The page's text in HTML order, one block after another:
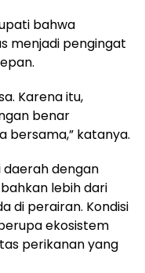
bahwa
menjadi pengingat
Karena itu,
benar
bersama,” katanya.
daerah dengan
lebih dari
di perairan. Kondisi
ekosistem
perikanan yang